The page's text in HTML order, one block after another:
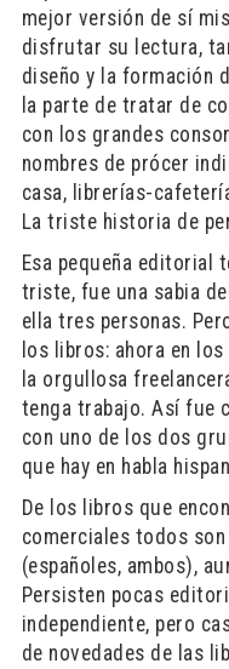
mejor versión de sí
disfrutar su lectura,
diseño y la formación
la parte de tratar de
con los grandes
nombres de prócer
casa, librerías-
La triste historia de
Esa pequeña editorial
triste, fue una sabia
ella tres personas.
los libros: ahora en
la orgullosa
tenga trabajo. Así fue
con uno de los dos
que hay en habla
De los libros que
comerciales todos
(españoles, ambos),
Persisten pocas
independiente, pero
de novedades de las